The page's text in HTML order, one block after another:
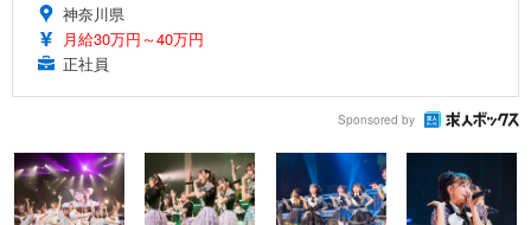
神奈川県
月給30万円～40万円
正社員
Sponsored by